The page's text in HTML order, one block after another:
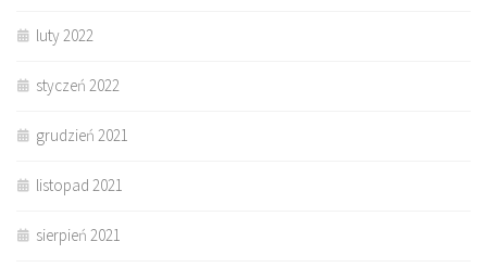
luty 2022
styczeń 2022
grudzień 2021
listopad 2021
sierpień 2021